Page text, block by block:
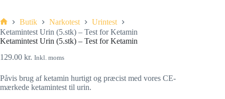
Butik Narkotest
Urintest
Ketamintest Urin (5.stk) – Test for Ketamin
Ketamintest Urin (5.stk) – Test for Ketamin
129.00 kr. Inkl. moms
Påvis brug af ketamin hurtigt og præcist med vores CE-
mærkede ketamintest til urin.